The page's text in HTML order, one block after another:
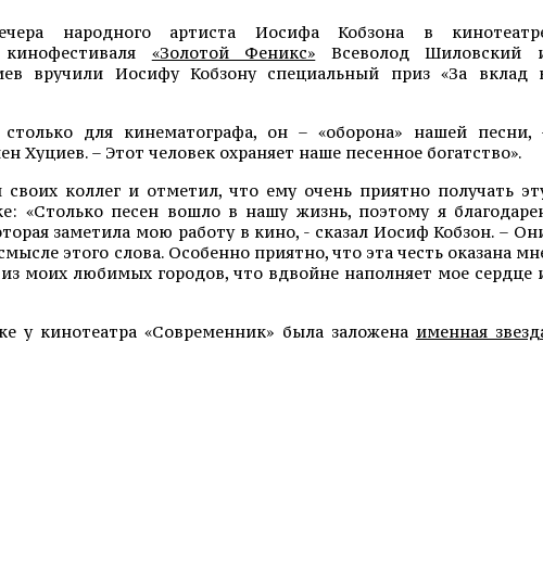
народного артиста Иосифа Кобзона в
«Золотой Феникс» Всеволод Шиловский
вручили Иосифу Кобзону специальный приз «За вклад
для кинематографа, он – «оборона» нашей песни,
Хуциев. – Этот человек охраняет наше песенное богатство».
коллег и отметил, что ему очень приятно получать
«Столько песен вошло в нашу жизнь, поэтому я
заметила мою работу в кино, - сказал Иосиф Кобзон. –
этого слова. Особенно приятно, что эта честь оказана
моих любимых городов, что вдвойне наполняет мое сердце
у кинотеатра «Современник» была заложена именная